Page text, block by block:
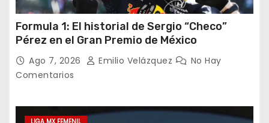
Formula 1: El historial de Sergio “Checo”
Pérez en el Gran Premio de México
Ago 7, 2026 Emilio Velázquez
No Hay
Comentarios